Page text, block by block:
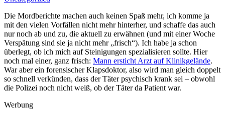
Die Mordberichte machen auch keinen Spaß mehr, ich komme ja
mit den vielen Vorfällen nicht mehr hinterher, und schaffe das auch
nur noch ab und zu, die aktuell zu erwähnen (und mit einer Woche
Verspätung sind sie ja nicht mehr „frisch“). Ich habe ja schon
überlegt, ob ich mich auf Steinigungen spezialisieren sollte. Hier
noch mal einer, ganz frisch: Mann ersticht Arzt auf Klinikgelände.
War aber ein forensischer Klapsdoktor, also wird man gleich doppelt
so schnell verkünden, dass der Täter psychisch krank sei – obwohl
die Polizei noch nicht weiß, ob der Täter da Patient war.
Werbung